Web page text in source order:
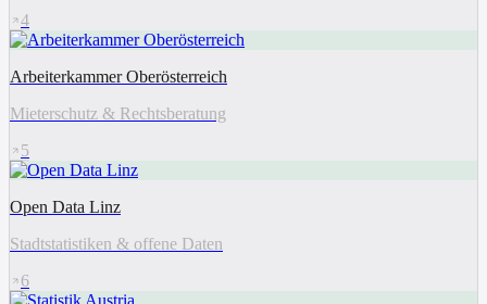
4
Arbeiterkammer Oberösterreich
Mieterschutz & Rechtsberatung
5
Open Data Linz
Stadtstatistiken & offene Daten
6